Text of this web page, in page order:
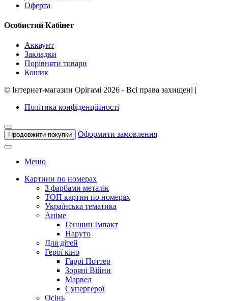
Оферта
Особистий Кабінет
Аккаунт
Закладки
Порівняти товари
Кошик
© Інтернет-магазин Орігамі 2026 - Всі права захищені
Політика конфіденційності
Продовжити покупки Оформити замовлення
Меню
Картини по номерах
З фарбами металік
ТОП картин по номерах
Українська тематика
Аніме
Геншин Імпакт
Наруто
Для дітей
Герої кіно
Гаррі Поттер
Зоряні Війни
Марвел
Супергерої
Осінь